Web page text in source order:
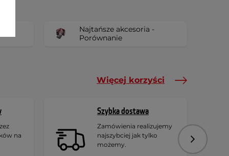
Najtańsze akcesoria -
Porównanie
Więcej korzyści
na
Szybka dostawa
Zamówienia realizujemy
najszybciej jak tylko
możemy.
Następny